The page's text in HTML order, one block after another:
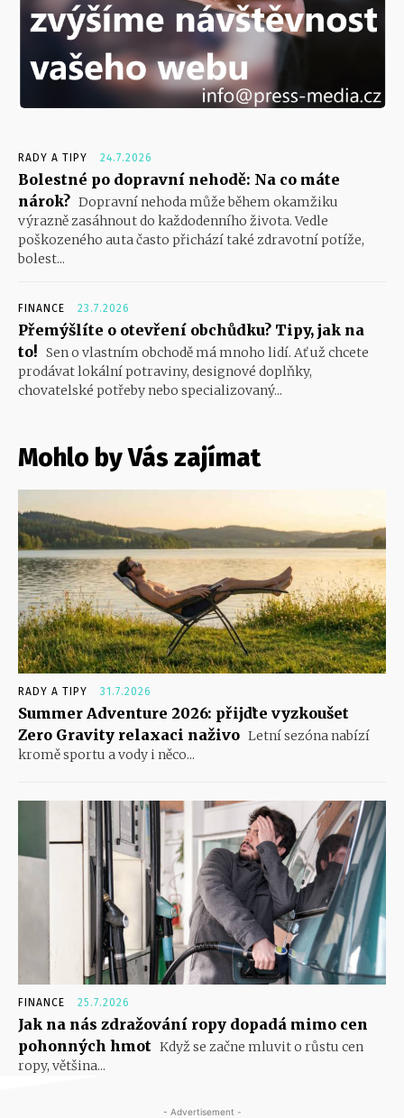
RADY A TIPY 24.7.2026
Bolestné po dopravní nehodě: Na co máte
nárok? Dopravní nehoda může během okamžiku
výrazně zasáhnout do každodenního života. Vedle
poškozeného auta často přichází také zdravotní potíže,
bolest...
FINANCE 23.7.2026
Přemýšlíte o otevření obchůdku? Tipy, jak na
to! Sen o vlastním obchodě má mnoho lidí. Ať už chcete
prodávat lokální potraviny, designové doplňky,
chovatelské potřeby nebo specializovaný...
Mohlo by Vás zajímat
RADY A TIPY 31.7.2026
Summer Adventure 2026: přijďte vyzkoušet
Zero Gravity relaxaci naživo Letní sezóna nabízí
kromě sportu a vody i něco...
FINANCE 25.7.2026
Jak na nás zdražování ropy dopadá mimo cen
pohonných hmot Když se začne mluvit o růstu cen
ropy, většina...
- Advertisement -